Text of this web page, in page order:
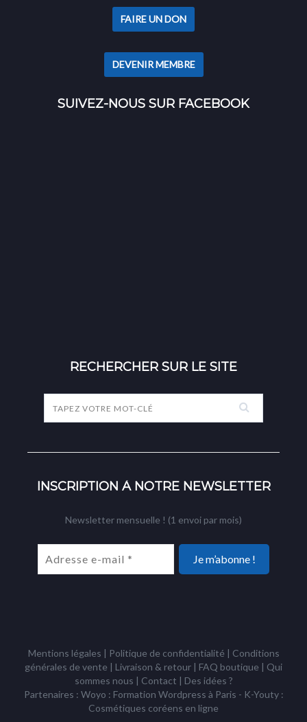
FAIRE UN DON
DEVENIR MEMBRE
SUIVEZ-NOUS SUR FACEBOOK
RECHERCHER SUR LE SITE
INSCRIPTION À NOTRE NEWSLETTER
Newsletter mensuelle ! (1 envoi par mois)
Mentions légales | Politique de confidentialité | Conditions
générales de vente | Livraison & retour | FAQ boutique | Qui
sommes nous | Contact | Des idées ?
Partenaires : Woyo : Formation Wordpress à Paris - K-Youty :
Cosmétiques coréens en ligne